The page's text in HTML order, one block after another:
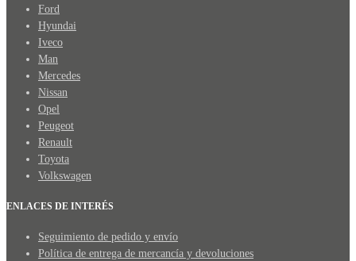
Ford
Hyundai
Iveco
Man
Mercedes
Nissan
Opel
Peugeot
Renault
Toyota
Volkswagen
ENLACES DE INTERÉS
Seguimiento de pedido y envío
Política de entrega de mercancía y devoluciones